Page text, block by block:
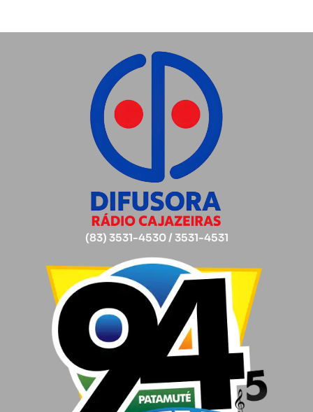
(83) 3531-4530 / 3531-4531